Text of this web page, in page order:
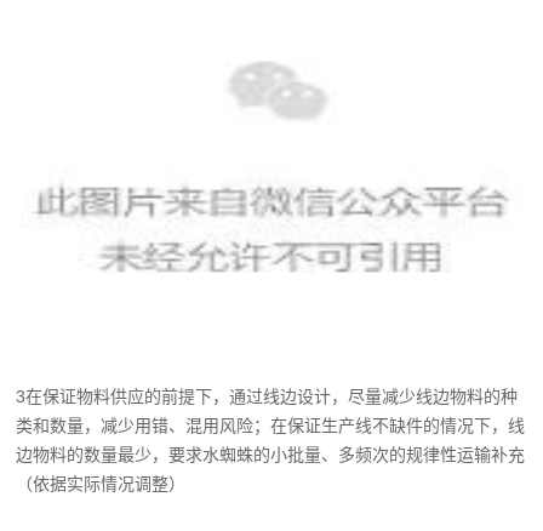
3在保证物料供应的前提下，通过线边设计，尽量减少线边物料的种
类和数量，减少用错、混用风险；在保证生产线不缺件的情况下，线
边物料的数量最少，要求水蜘蛛的小批量、多频次的规律性运输补充
（依据实际情况调整）